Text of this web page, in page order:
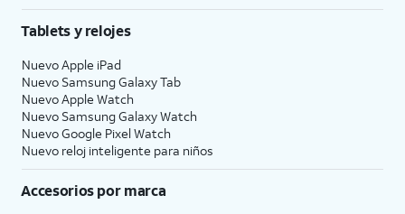
Tablets y relojes
Nuevo Apple iPad
Nuevo Samsung Galaxy Tab
Nuevo Apple Watch
Nuevo Samsung Galaxy Watch
Nuevo Google Pixel Watch
Nuevo reloj inteligente para niños
Accesorios por marca